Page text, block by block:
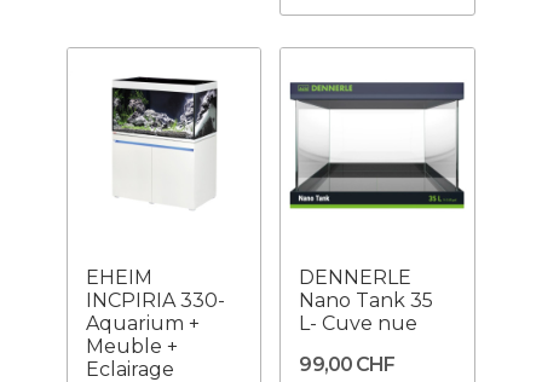
EHEIM
INCPIRIA 330-
Aquarium +
Meuble +
Eclairage
DENNERLE
Nano Tank 35
L- Cuve nue
99,00 CHF